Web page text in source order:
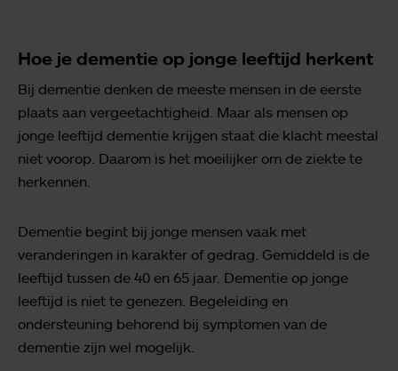
Hoe je dementie op jonge leeftijd herkent
Bij dementie denken de meeste mensen in de eerste
plaats aan vergeetachtigheid. Maar als mensen op
jonge leeftijd dementie krijgen staat die klacht meestal
niet voorop. Daarom is het moeilijker om de ziekte te
herkennen.
Dementie begint bij jonge mensen vaak met
veranderingen in karakter of gedrag. Gemiddeld is de
leeftijd tussen de 40 en 65 jaar. Dementie op jonge
leeftijd is niet te genezen. Begeleiding en
ondersteuning behorend bij symptomen van de
dementie zijn wel mogelijk.